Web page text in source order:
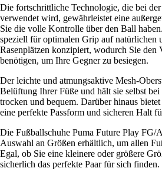
Die fortschrittliche Technologie, die bei
verwendet wird, gewährleistet eine
Sie die volle Kontrolle über den Ball
speziell für optimalen Grip auf natürlichen
Rasenplätzen konzipiert, wodurch Sie den
benötigen, um Ihre Gegner zu besiegen.
Der leichte und atmungsaktive Mesh-
Belüftung Ihrer Füße und hält sie selbst
trocken und bequem. Darüber hinaus
eine perfekte Passform und sicheren Halt
Die Fußballschuhe Puma Future Play FG/
Auswahl an Größen erhältlich, um allen
Egal, ob Sie eine kleinere oder größere
sicherlich das perfekte Paar für sich finden.